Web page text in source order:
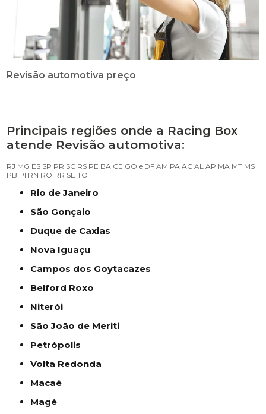
Revisão automotiva preço
Principais regiões onde a Racing Box
atende Revisão automotiva:
RJ MG ES SP PR SC RS PE BA CE GO e DF AM PA AC AL AP MA MT MS
PB PI RN RO RR SE TO
Rio de Janeiro
São Gonçalo
Duque de Caxias
Nova Iguaçu
Campos dos Goytacazes
Belford Roxo
Niterói
São João de Meriti
Petrópolis
Volta Redonda
Macaé
Magé